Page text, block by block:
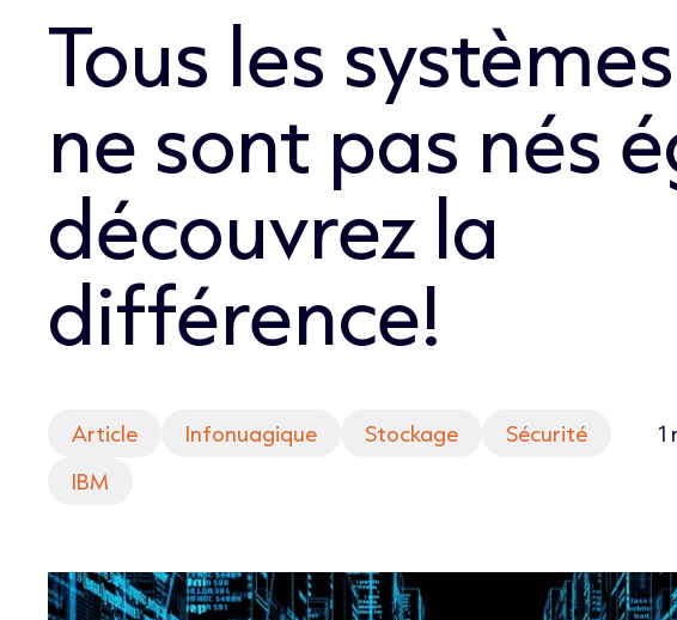
Tous les
ne sont pas nés
découvrez la
différence!
Article Infonuagique Stockage
Sécurité
IBM
1